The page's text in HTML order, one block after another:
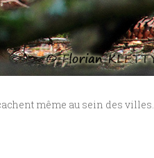
même au sein des villes.